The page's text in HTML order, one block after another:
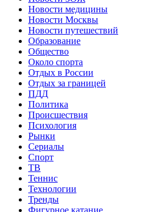
Новости медицины
Новости Москвы
Новости путешествий
Образование
Общество
Около спорта
Отдых в России
Отдых за границей
ПДД
Политика
Происшествия
Психология
Рынки
Сериалы
Спорт
ТВ
Теннис
Технологии
Тренды
Фигурное катание